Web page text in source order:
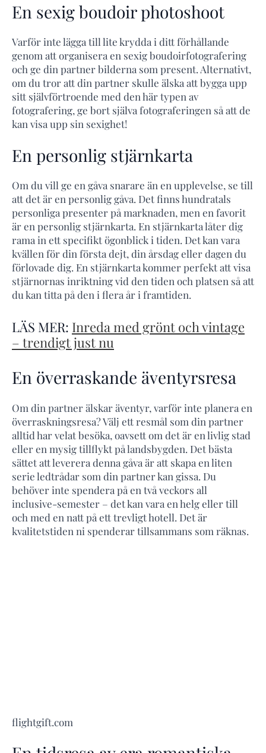
En sexig boudoir photoshoot
Varför inte lägga till lite krydda i ditt förhållande
genom att organisera en sexig boudoirfotografering
och ge din partner bilderna som present. Alternativt,
om du tror att din partner skulle älska att bygga upp
sitt självförtroende med den här typen av
fotografering, ge bort själva fotograferingen så att de
kan visa upp sin sexighet!
En personlig stjärnkarta
Om du vill ge en gåva snarare än en upplevelse, se till
att det är en personlig gåva. Det finns hundratals
personliga presenter på marknaden, men en favorit
är en personlig stjärnkarta. En stjärnkarta låter dig
rama in ett specifikt ögonblick i tiden. Det kan vara
kvällen för din första dejt, din årsdag eller dagen du
förlovade dig. En stjärnkarta kommer perfekt att visa
stjärnornas inriktning vid den tiden och platsen så att
du kan titta på den i flera år i framtiden.
LÄS MER: Inreda med grönt och vintage
– trendigt just nu
En överraskande äventyrsresa
Om din partner älskar äventyr, varför inte planera en
överraskningsresa? Välj ett resmål som din partner
alltid har velat besöka, oavsett om det är en livlig stad
eller en mysig tillflykt på landsbygden. Det bästa
sättet att leverera denna gåva är att skapa en liten
serie ledtrådar som din partner kan gissa. Du
behöver inte spendera på en två veckors all
inclusive-semester – det kan vara en helg eller till
och med en natt på ett trevligt hotell. Det är
kvalitetstiden ni spenderar tillsammans som räknas.
flightgift.com